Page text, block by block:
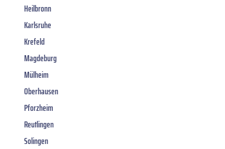
Heilbronn
Karlsruhe
Krefeld
Magdeburg
Mülheim
Oberhausen
Pforzheim
Reutlingen
Solingen